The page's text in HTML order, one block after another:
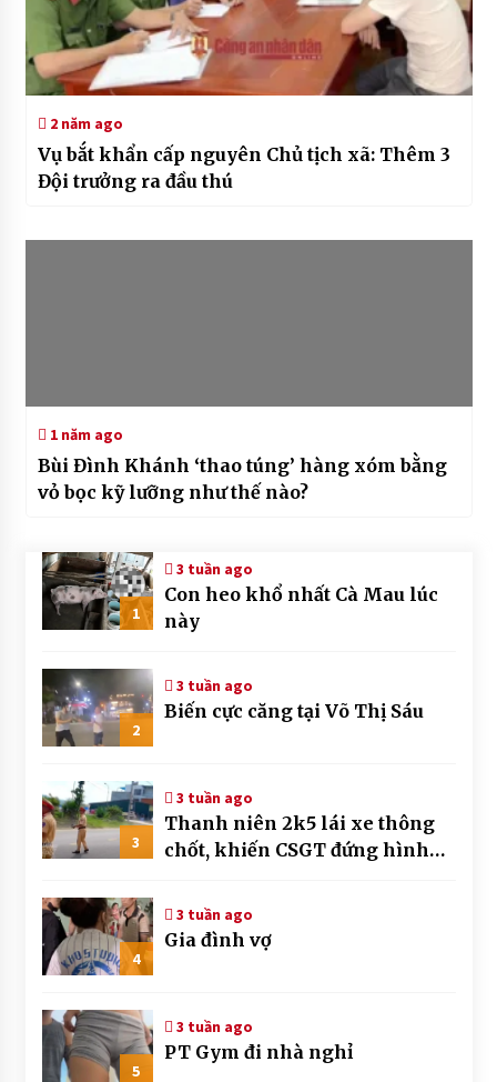
2 năm ago
Vụ bắt khẩn cấp nguyên Chủ tịch xã: Thêm 3
Đội trưởng ra đầu thú
1 năm ago
Bùi Đình Khánh ‘thao túng’ hàng xóm bằng
vỏ bọc kỹ lưỡng như thế nào?
1
3 tuần ago
Con heo khổ nhất Cà Mau lúc
này
2
3 tuần ago
Biến cực căng tại Võ Thị Sáu
3
3 tuần ago
Thanh niên 2k5 lái xe thông
chốt, khiến CSGT đứng hình
4
3 tuần ago
Gia đình vợ
5
3 tuần ago
PT Gym đi nhà nghỉ